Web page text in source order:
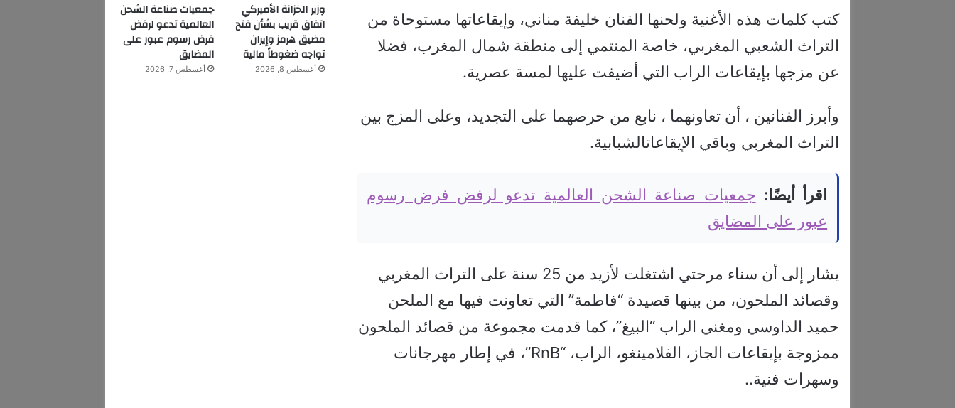
كتب كلمات هذه الأغنية ولحنها الفنان خليفة مناني، وإيقاعاتها مستوحاة من
التراث الشعبي المغربي، خاصة المنتمي إلى منطقة شمال المغرب، فضلا
عن مزجها بإيقاعات الراب التي أضيفت عليها لمسة عصرية.
وأبرز الفنانين ، أن تعاونهما ، نابع من حرصهما على التجديد، وعلى المزج بين
التراث المغربي وباقي الإيقاعاتالشبابية.
اقرأ أيضًا: جمعيات صناعة الشحن العالمية تدعو لرفض فرض رسوم
عبور على المضايق
يشار إلى أن سناء مرحتي اشتغلت لأزيد من 25 سنة على التراث المغربي
وقصائد الملحون، من بينها قصيدة “فاطمة” التي تعاونت فيها مع الملحن
حميد الداوسي ومغني الراب “البيغ”، كما قدمت مجموعة من قصائد الملحون
ممزوجة بإيقاعات الجاز، الفلامينغو، الراب، “RnB”، في إطار مهرجانات
وسهرات فنية..
وزير الخزانة الأميركي
اتفاق قريب بشأن فتح
مضيق هرمز وإيران
تواجه ضغوطاً مالية
أغسطس 8, 2026
جمعيات صناعة الشحن
العالمية تدعو لرفض
فرض رسوم عبور على
المضايق
أغسطس 7, 2026